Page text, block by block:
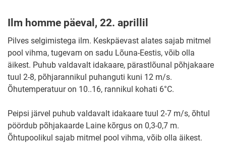
Ilm homme päeval, 22. aprillil
Pilves selgimistega ilm. Keskpäevast alates sajab mitmel
pool vihma, tugevam on sadu Lõuna-Eestis, võib olla
äikest. Puhub valdavalt idakaare, pärastlõunal põhjakaare
tuul 2-8, põhjarannikul puhanguti kuni 12 m/s.
Õhutemperatuur on 10..16, rannikul kohati 6°C.
Peipsi järvel puhub valdavalt idakaare tuul 2-7 m/s, õhtul
pöördub põhjakaarde Laine kõrgus on 0,3-0,7 m.
Õhtupoolikul sajab mitmel pool vihma, võib olla äikest.